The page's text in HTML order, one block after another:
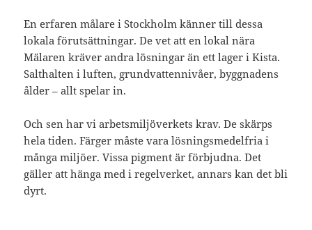
En erfaren målare i Stockholm känner till dessa
lokala förutsättningar. De vet att en lokal nära
Mälaren kräver andra lösningar än ett lager i Kista.
Salthalten i luften, grundvattennivåer, byggnadens
ålder – allt spelar in.
Och sen har vi arbetsmiljöverkets krav. De skärps
hela tiden. Färger måste vara lösningsmedelfria i
många miljöer. Vissa pigment är förbjudna. Det
gäller att hänga med i regelverket, annars kan det bli
dyrt.